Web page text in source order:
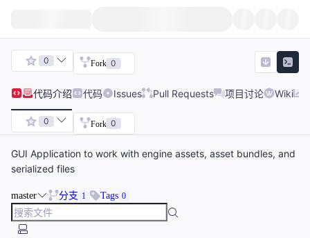
0 Fork 0
代码介绍 代码 Issues Pull Requests 项目讨论 Wiki
0 Fork 0
GUI Application to work with engine assets, asset bundles, and
serialized files
master 分支 1 Tags 0